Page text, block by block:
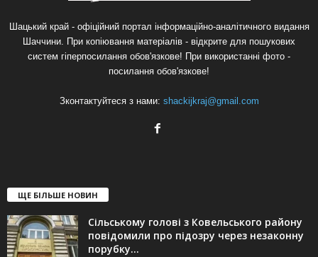
Шацький край - офіційний портал інформаційно-аналітичного видання
Шаччини. При копіювання матеріалів - відкрите для пошукових
систем гіперпосилання обов'язкове! При використанні фото -
посилання обов'язкове!
Зконтактуйтеся з нами: shackijkraj@gmail.com
ЩЕ БІЛЬШЕ НОВИН
Сільському голові з Ковельського району
повідомили про підозру через незаконну
порубку...